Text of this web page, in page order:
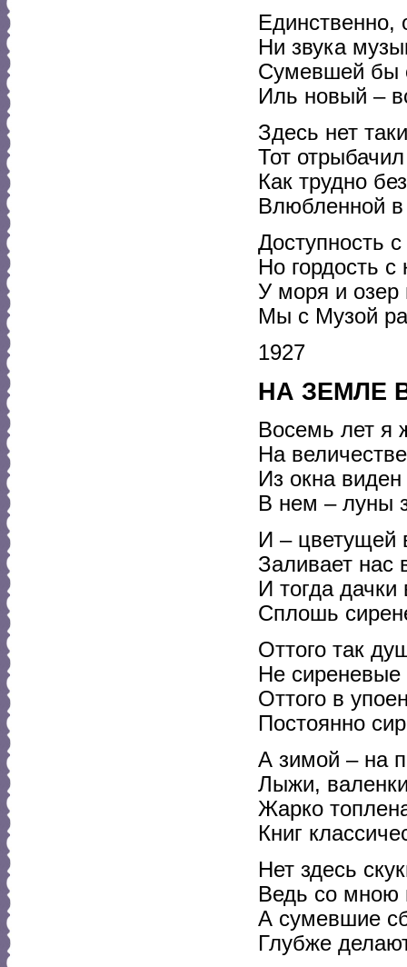
Единственно,
Ни звука
Сумевшей бы
Иль новый –
Здесь нет
Тот
Как трудно
Влюбленной в
Доступность
Но гордость
У моря и озер
Мы с Музой
1927
НА ЗЕМЛЕ
Восемь лет я
На
Из окна
В нем – луны
И – цветущей
Заливает нас
И тогда
Сплошь
Оттого так
Не
Оттого в
Постоянно
А зимой – на
Лыжи,
Жарко
Книг
Нет здесь
Ведь со мною
А сумевшие
Глубже